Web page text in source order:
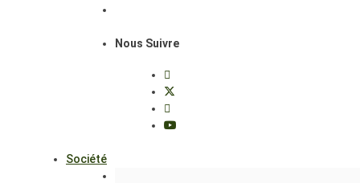
Nous Suivre
Société